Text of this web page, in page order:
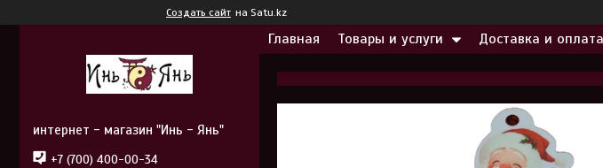
Создать сайт на Satu.kz
Главная Товары и услуги Доставка и оплата
интернет - магазин "Инь - Янь"
+7 (700) 400-00-34